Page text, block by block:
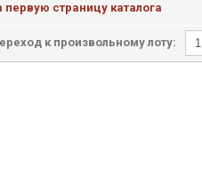
первую страницу каталога
к произвольному лоту: